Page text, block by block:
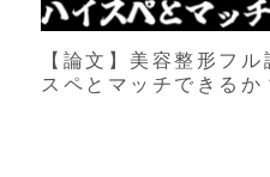
【論文】美容整形フル
スペとマッチできるか